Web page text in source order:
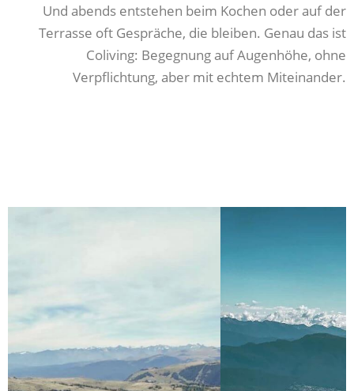
Und abends entstehen beim Kochen oder auf der
Terrasse oft Gespräche, die bleiben. Genau das ist
Coliving: Begegnung auf Augenhöhe, ohne
Verpflichtung, aber mit echtem Miteinander.